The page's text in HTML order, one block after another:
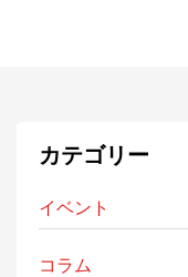
カテゴリー
イベント
コラム